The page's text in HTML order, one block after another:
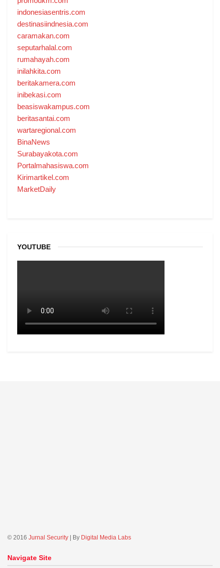
indonesiasentris.com
destinasiindnesia.com
caramakan.com
seputarhalal.com
rumahayah.com
inilahkita.com
beritakamera.com
inibekasi.com
beasiswakampus.com
beritasantai.com
wartaregional.com
BinaNews
Surabayakota.com
Portalmahasiswa.com
Kirimartikel.com
MarketDaily
YOUTUBE
© 2016 Jurnal Security | By Digital Media Labs
Navigate Site